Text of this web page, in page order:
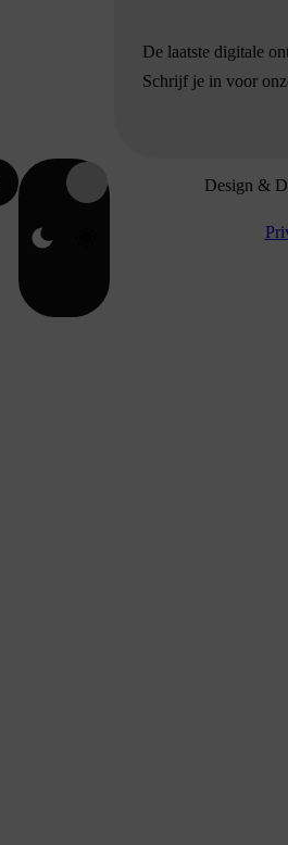
De laatste digitale
Schrijf je in voor
Design &